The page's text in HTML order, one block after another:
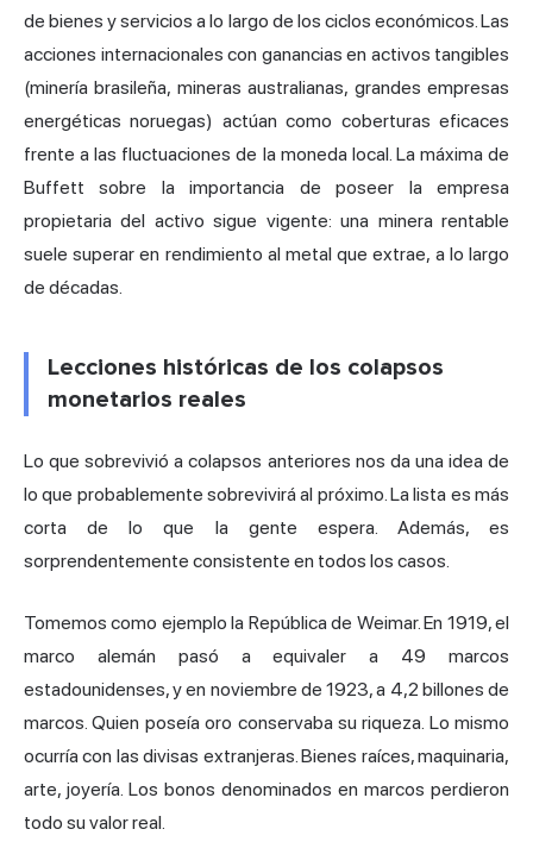
de bienes y servicios a lo largo de los ciclos económicos. Las
acciones internacionales con ganancias en activos tangibles
(minería brasileña, mineras australianas, grandes empresas
energéticas noruegas) actúan como coberturas eficaces
frente a las fluctuaciones de la moneda local. La máxima de
Buffett sobre la importancia de poseer la empresa
propietaria del activo sigue vigente: una minera rentable
suele superar en rendimiento al metal que extrae, a lo largo
de décadas.
Lecciones históricas de los colapsos
monetarios reales
Lo que sobrevivió a colapsos anteriores nos da una idea de
lo que probablemente sobrevivirá al próximo. La lista es más
corta de lo que la gente espera. Además, es
sorprendentemente consistente en todos los casos.
Tomemos como ejemplo la República de Weimar. En 1919, el
marco alemán pasó a equivaler a 49 marcos
estadounidenses, y en noviembre de 1923, a 4,2 billones de
marcos. Quien poseía oro conservaba su riqueza. Lo mismo
ocurría con las divisas extranjeras. Bienes raíces, maquinaria,
arte, joyería. Los bonos denominados en marcos perdieron
todo su valor real